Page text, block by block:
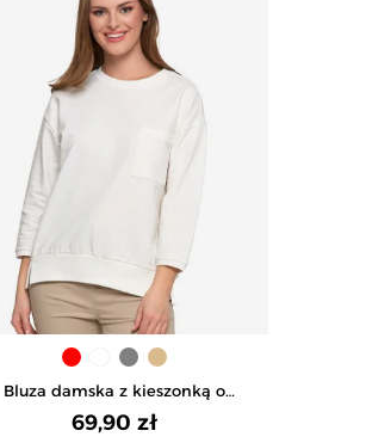
Bluza damska z kieszonką o
luźnym kroju - BIAŁY
69,90 zł